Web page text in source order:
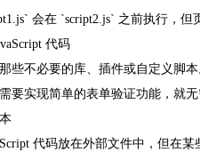
会在 `script2.js` 之前执行，
代码
些不必要的库、插件或自定义脚
要实现简单的表单验证功能，就
代码放在外部文件中，但在